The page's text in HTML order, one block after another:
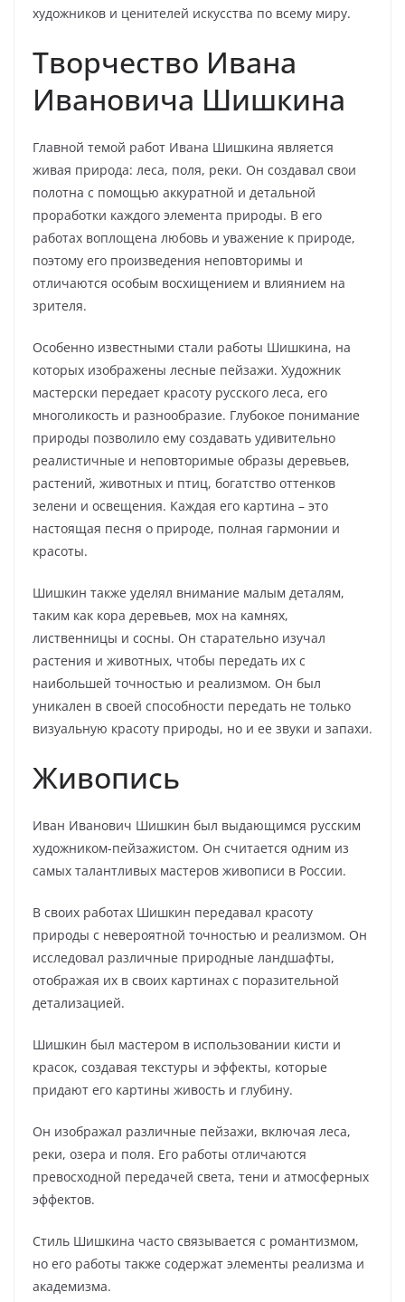
художников и ценителей искусства по всему миру.
Творчество Ивана
Ивановича Шишкина
Главной темой работ Ивана Шишкина является
живая природа: леса, поля, реки. Он создавал свои
полотна с помощью аккуратной и детальной
проработки каждого элемента природы. В его
работах воплощена любовь и уважение к природе,
поэтому его произведения неповторимы и
отличаются особым восхищением и влиянием на
зрителя.
Особенно известными стали работы Шишкина, на
которых изображены лесные пейзажи. Художник
мастерски передает красоту русского леса, его
многоликость и разнообразие. Глубокое понимание
природы позволило ему создавать удивительно
реалистичные и неповторимые образы деревьев,
растений, животных и птиц, богатство оттенков
зелени и освещения. Каждая его картина – это
настоящая песня о природе, полная гармонии и
красоты.
Шишкин также уделял внимание малым деталям,
таким как кора деревьев, мох на камнях,
лиственницы и сосны. Он старательно изучал
растения и животных, чтобы передать их с
наибольшей точностью и реализмом. Он был
уникален в своей способности передать не только
визуальную красоту природы, но и ее звуки и запахи.
Живопись
Иван Иванович Шишкин был выдающимся русским
художником-пейзажистом. Он считается одним из
самых талантливых мастеров живописи в России.
В своих работах Шишкин передавал красоту
природы с невероятной точностью и реализмом. Он
исследовал различные природные ландшафты,
отображая их в своих картинах с поразительной
детализацией.
Шишкин был мастером в использовании кисти и
красок, создавая текстуры и эффекты, которые
придают его картины живость и глубину.
Он изображал различные пейзажи, включая леса,
реки, озера и поля. Его работы отличаются
превосходной передачей света, тени и атмосферных
эффектов.
Стиль Шишкина часто связывается с романтизмом,
но его работы также содержат элементы реализма и
академизма.